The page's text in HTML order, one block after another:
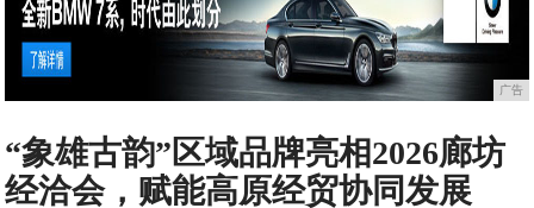
广告
“象雄古韵”区域品牌亮相2026廊坊
经洽会，赋能高原经贸协同发展